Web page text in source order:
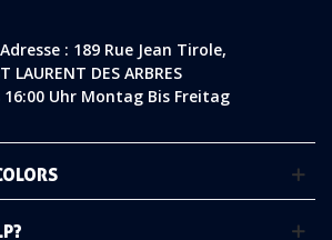
: 189 Rue Jean Tirole,
LAURENT DES ARBRES
16:00 Uhr Montag Bis Freitag